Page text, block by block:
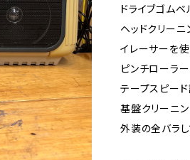
ドライブゴム
ヘッドクリーニ
イレーサーを
ピンチローラ
テープスピー
基盤クリーニ
外装の全バラ